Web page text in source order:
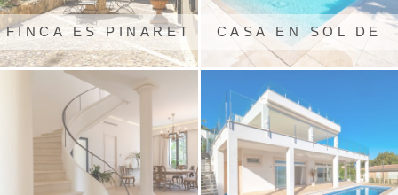
FINCA ES PINARET CASA EN SOL DE
MALLORCA